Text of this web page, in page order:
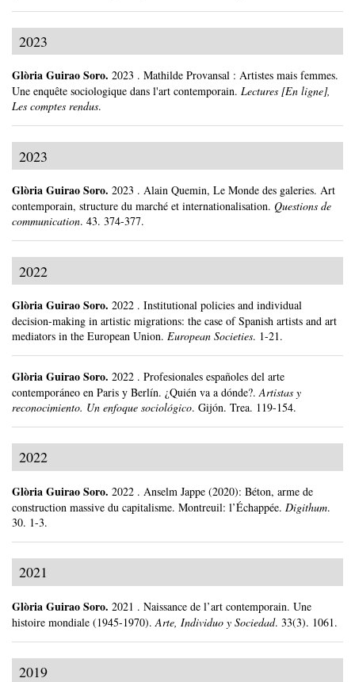
2023
Glòria Guirao Soro. 2023 . Mathilde Provansal : Artistes mais femmes.
Une enquête sociologique dans l'art contemporain. Lectures [En ligne],
Les comptes rendus.
2023
Glòria Guirao Soro. 2023 . Alain Quemin, Le Monde des galeries. Art
contemporain, structure du marché et internationalisation. Questions de
communication. 43. 374-377.
2022
Glòria Guirao Soro. 2022 . Institutional policies and individual
decision-making in artistic migrations: the case of Spanish artists and art
mediators in the European Union. European Societies. 1-21.
Glòria Guirao Soro. 2022 . Profesionales españoles del arte
contemporáneo en Paris y Berlín. ¿Quién va a dónde?. Artistas y
reconocimiento. Un enfoque sociológico. Gijón. Trea. 119-154.
2022
Glòria Guirao Soro. 2022 . Anselm Jappe (2020): Béton, arme de
construction massive du capitalisme. Montreuil: l’Échappée. Digithum.
30. 1-3.
2021
Glòria Guirao Soro. 2021 . Naissance de l’art contemporain. Une
histoire mondiale (1945-1970). Arte, Individuo y Sociedad. 33(3). 1061.
2019